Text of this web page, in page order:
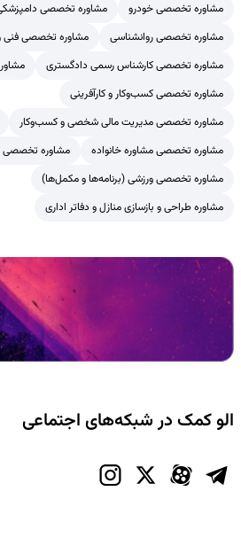
مشاوره تخصصی خودرو
مشاوره تخصصی
مشاوره تخصصی روانشناسی
مشاوره تخصصی فنی
مشاوره تخصصی کارشناس رسمی دادگستری
مشاوره تخصصی کسب‌وکار و کارآفرینی
مشاوره تخصصی مدیریت مالی شخصی و کسب‌وکار
مشاوره تخصصی مشاوره خانواده
مشاوره تخصصی
مشاوره تخصصی ورزشی (برنامه‌ها و مکمل‌ها)
مشاوره طراحی و بازسازی منازل و دفاتر اداری
الو کمک در شبکه‌های اجتماعی